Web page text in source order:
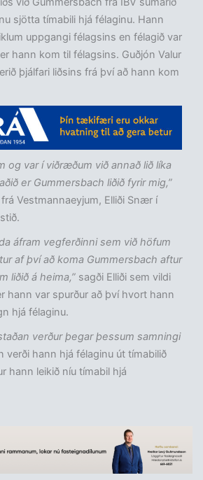
sjötta tímabili hjá félaginu. Hann
uppgangi félagsins en félagið var
hann kom til félagsins. Guðjón Valur
þjálfari liðsins frá því að hann kom
og var í viðræðum við annað lið líka
er Gummersbach liðið fyrir mig,”
Vestmannaeyjum, Elliði Snær í
áfram vegferðinni sem við höfum
af því að koma Gummersbach aftur
liðið á heima,” sagði Elliði sem vildi
hann var spurður að því hvort hann
hjá félaginu.
verður þegar þessum samningi
verði hann hjá félaginu út tímabilið
hann leikið níu tímabil hjá